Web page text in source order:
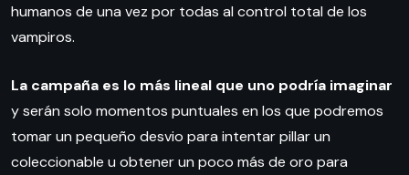
humanos de una vez por todas al control total de los
vampiros.
La campaña es lo más lineal que uno podría imaginar
y serán solo momentos puntuales en los que podremos
tomar un pequeño desvio para intentar pillar un
coleccionable u obtener un poco más de oro para